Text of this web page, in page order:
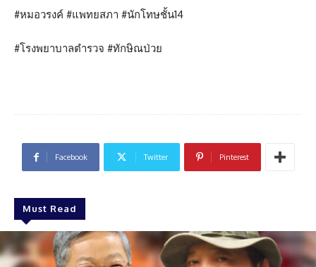
#หมอวรงค์ #แพทยสภา #นักโทษชั้น14
#โรงพยาบาลตำรวจ #ทักษิณป่วย
Facebook Twitter Pinterest
Must Read